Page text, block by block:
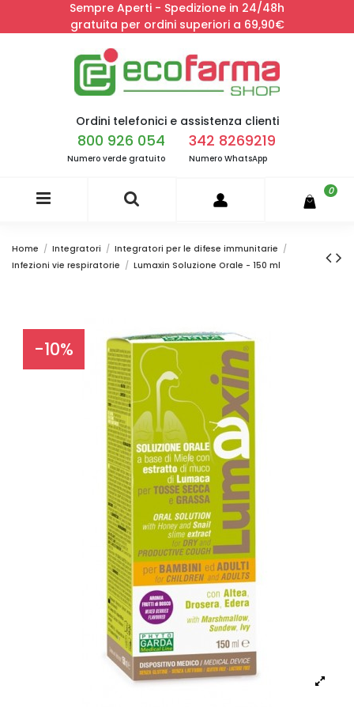
Sempre Aperti - Spedizione in 24/48h
gratuita per ordini superiori a 69,90€
Ordini telefonici e assistenza clienti
800 926 054
Numero verde gratuito
342 8269219
Numero WhatsApp
0
Home Integratori
Integratori per le difese immunitarie
Infezioni vie respiratorie
Lumaxin Soluzione Orale - 150 ml
-10%